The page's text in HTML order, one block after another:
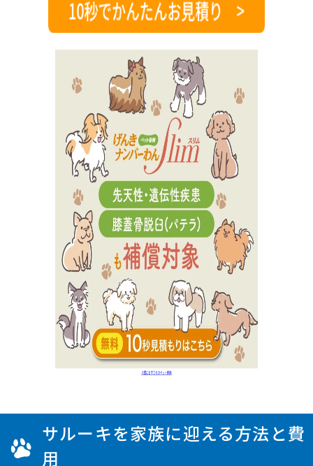
サルーキを家族に迎える方法と費
用